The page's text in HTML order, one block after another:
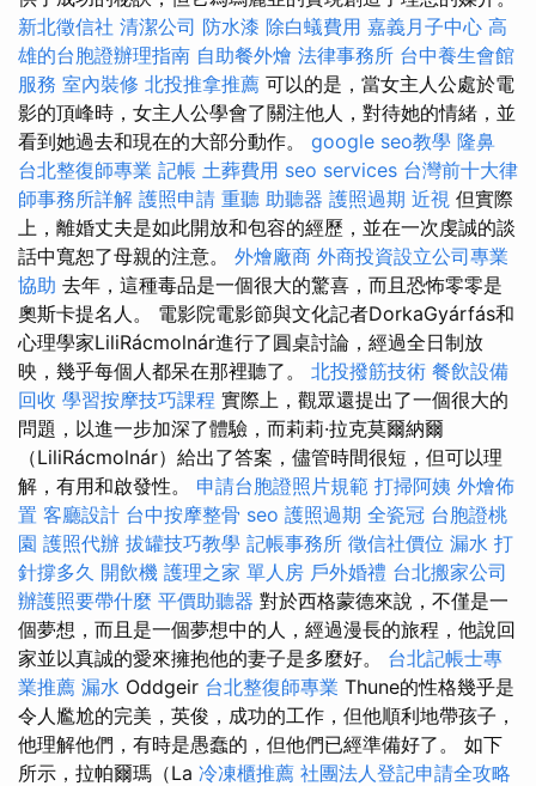
新北徵信社 清潔公司 防水漆 除白蟻費用 嘉義月子中心 高
雄的台胞證辦理指南 自助餐外燴 法律事務所 台中養生會館
服務 室內裝修 北投推拿推薦 可以的是，當女主人公處於電
影的頂峰時，女主人公學會了關注他人，對待她的情緒，並
看到她過去和現在的大部分動作。 google seo教學 隆鼻
台北整復師專業 記帳 土葬費用 seo services 台灣前十大律
師事務所詳解 護照申請 重聽 助聽器 護照過期 近視 但實際
上，離婚丈夫是如此開放和包容的經歷，並在一次虔誠的談
話中寬恕了母親的注意。 外燴廠商 外商投資設立公司專業
協助 去年，這種毒品是一個很大的驚喜，而且恐怖零零是
奧斯卡提名人。 電影院電影節與文化記者DorkaGyárfás和
心理學家LiliRácmolnár進行了圓桌討論，經過全日制放
映，幾乎每個人都呆在那裡聽了。 北投撥筋技術 餐飲設備
回收 學習按摩技巧課程 實際上，觀眾還提出了一個很大的
問題，以進一步加深了體驗，而莉莉·拉克莫爾納爾
（LiliRácmolnár）給出了答案，儘管時間很短，但可以理
解，有用和啟發性。 申請台胞證照片規範 打掃阿姨 外燴佈
置 客廳設計 台中按摩整骨 seo 護照過期 全瓷冠 台胞證桃
園 護照代辦 拔罐技巧教學 記帳事務所 徵信社價位 漏水 打
針撐多久 開飲機 護理之家 單人房 戶外婚禮 台北搬家公司
辦護照要帶什麼 平價助聽器 對於西格蒙德來說，不僅是一
個夢想，而且是一個夢想中的人，經過漫長的旅程，他說回
家並以真誠的愛來擁抱他的妻子是多麼好。 台北記帳士專
業推薦 漏水 Oddgeir 台北整復師專業 Thune的性格幾乎是
令人尷尬的完美，英俊，成功的工作，但他順利地帶孩子，
他理解他們，有時是愚蠢的，但他們已經準備好了。 如下
所示，拉帕爾瑪（La 冷凍櫃推薦 社團法人登記申請全攻略